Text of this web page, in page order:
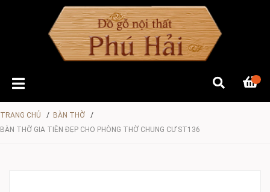
TRANG CHỦ / BÀN THỜ
/
BÀN THỜ GIA TIÊN ĐẸP CHO PHÒNG THỜ CHUNG CƯ ST136